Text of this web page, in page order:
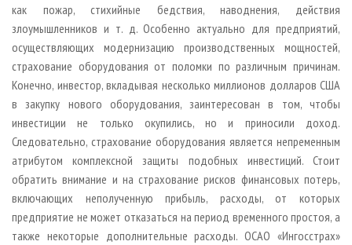
как пожар, стихийные бедствия, наводнения, действия
злоумышленников и т. д. Особенно актуально для предприятий,
осуществляющих модернизацию производственных мощностей,
страхование оборудования от поломки по различным причинам.
Конечно, инвестор, вкладывая несколько миллионов долларов США
в закупку нового оборудования, заинтересован в том, чтобы
инвестиции не только окупились, но и приносили доход.
Следовательно, страхование оборудования является непременным
атрибутом комплексной защиты подобных инвестиций. Стоит
обратить внимание и на страхование рисков финансовых потерь,
включающих неполученную прибыль, расходы, от которых
предприятие не может отказаться на период временного простоя, а
также некоторые дополнительные расходы. ОСАО «Ингосстрах»